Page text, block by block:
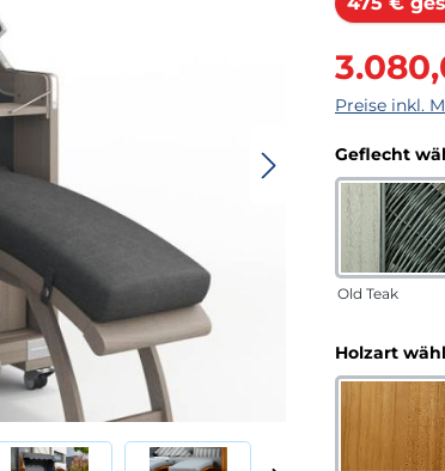
Preise inkl.
Geflecht
Old Teak
Holzart